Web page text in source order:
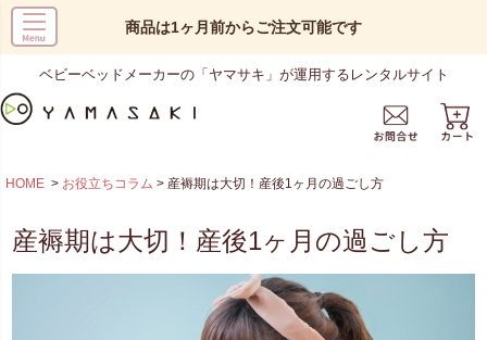
商品は1ヶ月前からご注文可能です
ベビーベッドメーカーの「ヤマサキ」が運用するレンタルサイト
HOME お役立ちコラム 産褥期は大切！産後1ヶ月の過ごし方
産褥期は大切！産後1ヶ月の過ごし方